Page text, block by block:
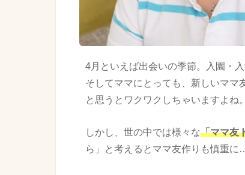
4月といえば出会いの季節。入園・
そしてママにとっても、新しいママ
と思うとワクワクしちゃいますよね。
しかし、世の中では様々な「ママ友
ら」と考えると ママ友作りも慎重に